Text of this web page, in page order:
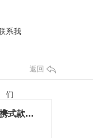
系我
们
返回
定西华凡HFP-1403便携式款氯气检测仪报警器